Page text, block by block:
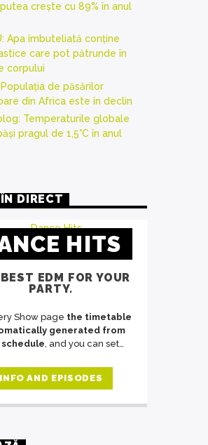
crește cu 89% în anul
Apa îmbuteliată conține
care pot pătrunde în
corpului
de păsărilor
din Africa este în declin
Temperaturile globale
pragul de 1,5°C în anul
DIRECT
HITS
EDM FOR YOUR
PARTY.
Show page the timetable
generated from
, and you can set
and Chartsby simply
a category. Curabitur id
nec, pellentesque varius
justo. Aliquam semper
INFO AND EPISODES